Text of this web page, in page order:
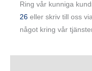
Ring vår kunniga
26 eller skriv till oss
något kring vår